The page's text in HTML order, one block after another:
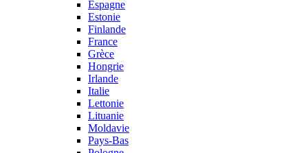
Espagne
Estonie
Finlande
France
Grèce
Hongrie
Irlande
Italie
Lettonie
Lituanie
Moldavie
Pays-Bas